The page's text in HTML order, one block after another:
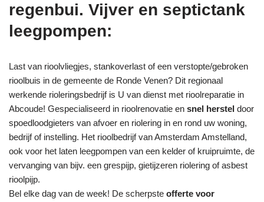
regenbui. Vijver en septictank
leegpompen:
Last van rioolvliegjes, stankoverlast of een verstopte/gebroken
rioolbuis in de gemeente de Ronde Venen? Dit regionaal
werkende rioleringsbedrijf is U van dienst met rioolreparatie in
Abcoude! Gespecialiseerd in rioolrenovatie en snel herstel door
spoedloodgieters van afvoer en riolering in en rond uw woning,
bedrijf of instelling. Het rioolbedrijf van Amsterdam Amstelland,
ook voor het laten leegpompen van een kelder of kruipruimte, de
vervanging van bijv. een grespijp, gietijzeren riolering of asbest
rioolpijp.
Bel elke dag van de week! De scherpste offerte voor